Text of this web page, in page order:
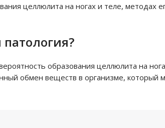
целлюлита на ногах и теле, методах
образования целлюлита на
обмен веществ в организме, который